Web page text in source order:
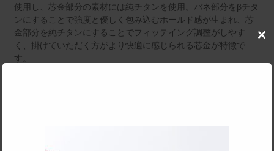
使用し、芯金部分の素材には純チタンを使用。バネ部分をβチタ
ンにすることで強度と優しく包み込むホールド感が生まれ、芯
金部分を純チタンにすることでフィッテイング調整がしやす
く、掛けていただく方がより快適に感じられる芯金が特徴で
す。